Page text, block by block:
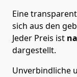
Eine
sich aus den
Jeder Preis ist
dargestellt.
Unverbindliche